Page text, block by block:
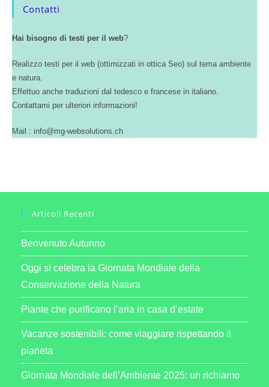
Contatti
Hai bisogno di testi per il web?
Realizzo testi per il web (ottimizzati in ottica Seo) sul tema ambiente
e natura.
Effettuo anche traduzioni dal tedesco e francese in italiano.
Contattami per ulteriori informazioni!
Mail : info@mg-websolutions.ch
Articoli Recenti
Benvenuto Autunno
Oggi si celebra la Giornata Mondiale della
Conservazione della Natura
Piante che purificano l’aria in casa d’estate
Vacanze sostenibili: come viaggiare rispettando il
pianeta
Giornata Mondiale dell’Ambiente 2025: un richiamo